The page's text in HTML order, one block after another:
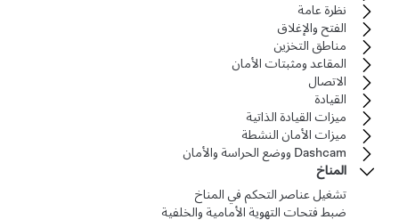
نظرة عامة
الفتح والإغلاق
مناطق التخزين
المقاعد ومثبتات الأمان
الاتصال
القيادة
ميزات القيادة الذاتية
ميزات الأمان النشطة
Dashcam ووضع الحراسة والأمان
المناخ
تشغيل عناصر التحكم في المناخ
ضبط فتحات التهوية الأمامية والخلفية